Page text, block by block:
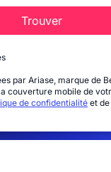
Trouver
par Ariase, marque de
couverture mobile de
de confidentialité et